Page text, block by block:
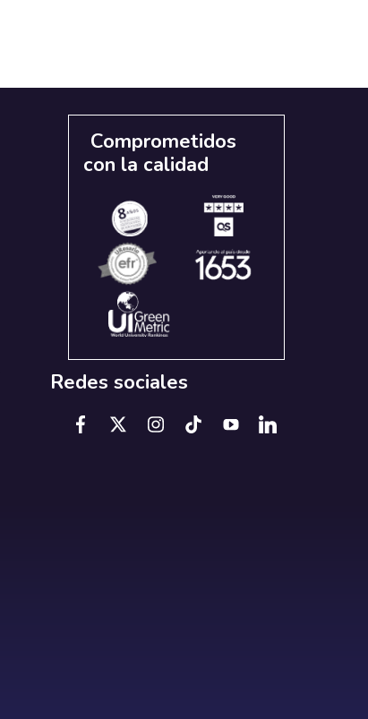
Comprometidos
con la calidad
Redes sociales